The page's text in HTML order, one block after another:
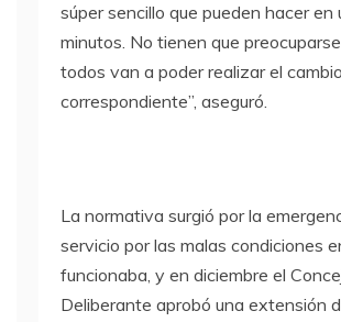
súper sencillo que pueden hacer en
minutos. No tienen que
todos van a poder realizar el cambio
correspondiente”, aseguró.
La normativa surgió por la
servicio por las malas condiciones
funcionaba, y en diciembre el
Deliberante aprobó una extensión